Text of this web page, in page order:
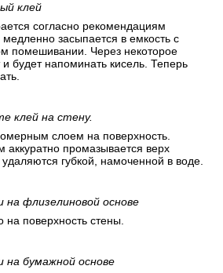
клей
согласно рекомендациям
засыпается в емкость с
помешивании. Через некоторое
будет напоминать кисель. Теперь
клей на стену.
слоем на поверхность.
промазывается верх
губкой, намоченной в воде.
на флизелиновой основе
на поверхность стены.
на бумажной основе